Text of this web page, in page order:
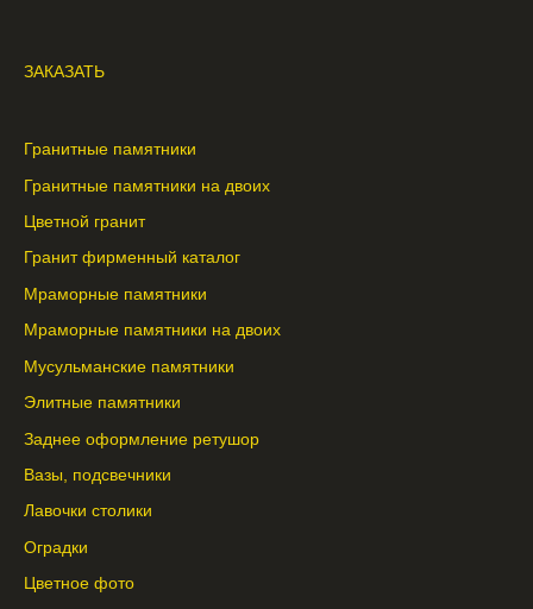
ЗАКАЗАТЬ
Гранитные памятники
Гранитные памятники на двоих
Цветной гранит
Гранит фирменный каталог
Мраморные памятники
Мраморные памятники на двоих
Мусульманские памятники
Элитные памятники
Заднее оформление ретушор
Вазы, подсвечники
Лавочки столики
Оградки
Цветное фото